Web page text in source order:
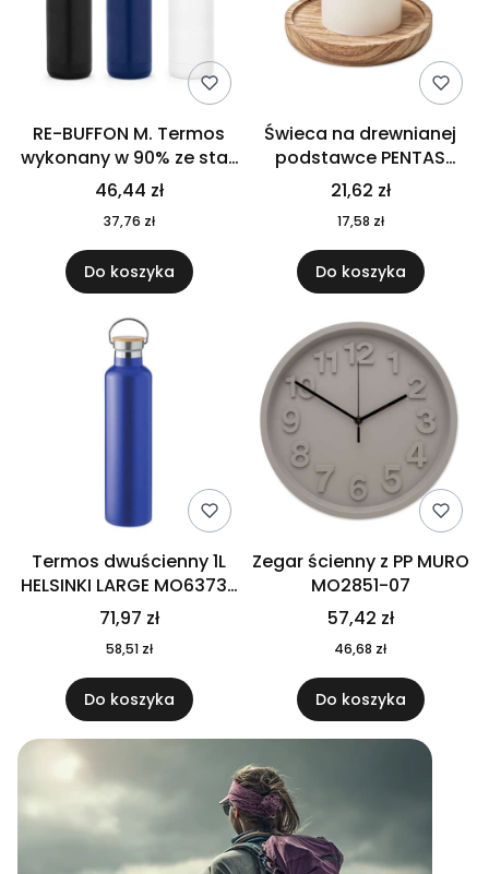
RE-BUFFON M. Termos
wykonany w 90% ze stali
nierdzewnej
pochodzącej z
recyklingu 520 ml 94294
46,44 zł
37,76 zł
Do koszyka
Świeca na drewnianej
podstawce PENTAS
MO6282-40
21,62 zł
17,58 zł
Do koszyka
Termos dwuścienny 1L
HELSINKI LARGE MO6373-
04
71,97 zł
58,51 zł
Do koszyka
Zegar ścienny z PP MURO
MO2851-07
57,42 zł
46,68 zł
Do koszyka